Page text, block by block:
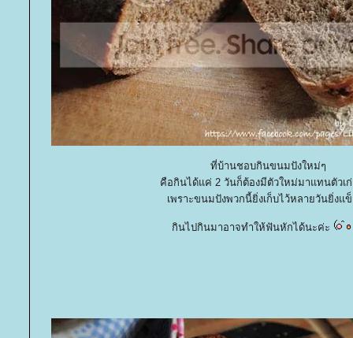
ที่บ้านชอบกินขนมปังใหม่ๆ
คือกินได้แค่ 2 วันก็ต้องมีตัวใหม่มาแทนตัวเ
เพราะขนมปังพวกนี้ยิ่งเก็บไว้หลายวันยิ่งแ
กินไปกินมาอาจทำให้ฟันหักได้นะค่ะ